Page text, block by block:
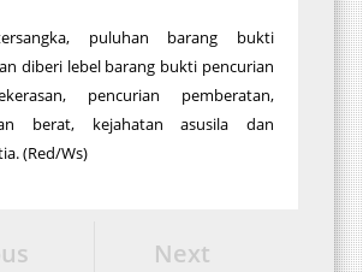
puluhan barang bukti
diberi lebel barang bukti pencurian
pencurian pemberatan,
berat, kejahatan asusila dan
(Red/Ws)
Next